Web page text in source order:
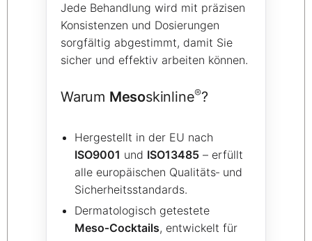
Jede Behandlung wird mit präzisen
Konsistenzen und Dosierungen
sorgfältig abgestimmt, damit Sie
sicher und effektiv arbeiten können.
Warum Mesoskinline®?
Hergestellt in der EU nach
ISO9001 und ISO13485 – erfüllt
alle europäischen Qualitäts‑ und
Sicherheitsstandards.
Dermatologisch getestete
Meso‑Cocktails, entwickelt für